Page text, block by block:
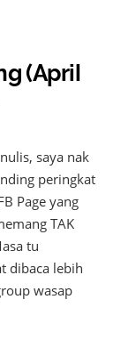
(April
saya nak
peringkat
Page yang
TAK
tu
dibaca lebih
wasap